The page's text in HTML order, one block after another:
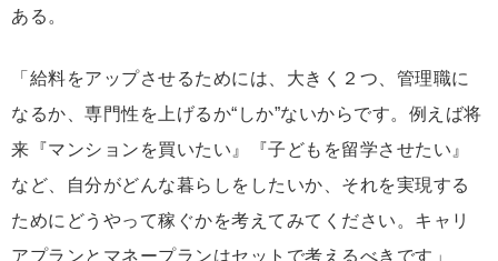
ある。
「給料をアップさせるためには、大きく２つ、管理職に
なるか、専門性を上げるか“しか”ないからです。例えば将
来『マンションを買いたい』『子どもを留学させたい』
など、自分がどんな暮らしをしたいか、それを実現する
ためにどうやって稼ぐかを考えてみてください。キャリ
アプランとマネープランはセットで考えるべきです」